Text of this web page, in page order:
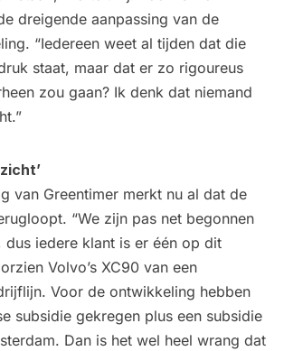
dreigende aanpassing van de
“Iedereen weet al tijden dat die
staat, maar dat er zo rigoureus
zou gaan? Ik denk dat niemand
van Greentimer merkt nu al dat de
“We zijn pas net begonnen
dus iedere klant is er één op dit
Volvo’s XC90 van een
Voor de ontwikkeling hebben
subsidie gekregen plus een subsidie
Dan is het wel heel wrang dat